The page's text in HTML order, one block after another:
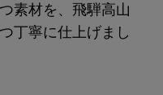
素材を、飛騨高山
丁寧に仕上げまし